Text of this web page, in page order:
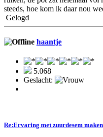
steeds, hoe kom ik daar nou
Gelogd
haantje
5.068
Geslacht:
Re:Ervaring met zuurdesem